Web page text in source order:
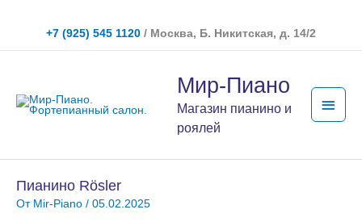
содержимому
+7 (925) 545 1120 / Москва, Б. Никитская, д. 14/2
Мир-Пиано
Магазин пианино и
роялей
меню
Пианино Rösler
От Mir-Piano / 05.02.2025